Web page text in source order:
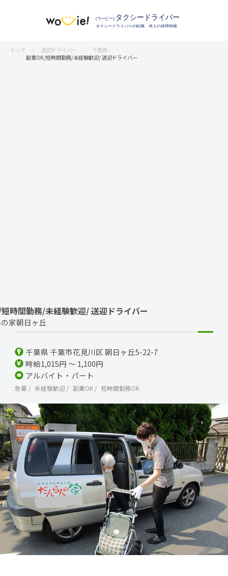
トップ 送迎ドライバー
千葉県
副業OK/短時間勤務/未経験歓迎/ 送迎ドライバー
時間勤務/未経験歓迎/ 送迎ドライバー
家朝日ヶ丘
千葉県 千葉市花見川区 朝日ヶ丘5-22-7
時給1,015円 ～ 1,100円
アルバイト・パート
急募 未経験歓迎 副業OK 短時間勤務OK